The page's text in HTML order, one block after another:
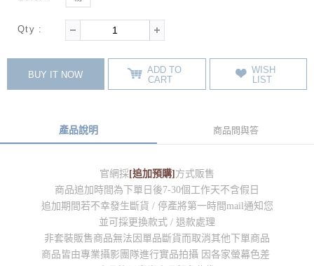
Qty :
BUY IT NOW
ADD TO
CART
WISH
LIST
產品說明 商品問與答
官網採 [追加預購] 方式販售
商品追加時間為下單日後7-30個工作天不含假日
追加期間若不幸發生斷貨 / 停產將第一時間mail通知您
並可採更換款式 / 退款處理
非套裝販售商品無法因單品斷貨而取消其他下單商品
商品皆由專業攝影團隊進行實品拍攝 因各家螢幕色差